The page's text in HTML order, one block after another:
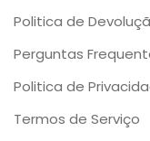
Politica de
Perguntas
Politica de
Termos de Serviço